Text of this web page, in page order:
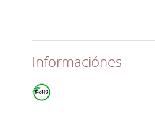
Informaciónes